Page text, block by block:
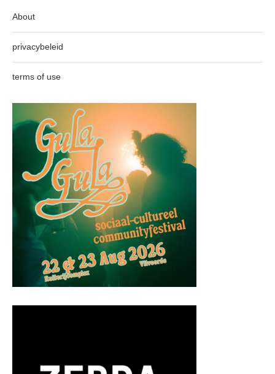
About
privacybeleid
terms of use